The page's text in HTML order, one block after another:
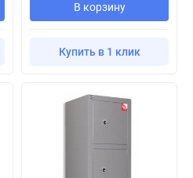
В корзину
Купить в 1 клик